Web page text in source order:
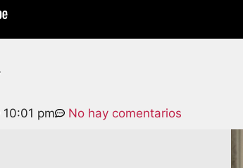
10:01 pm No hay comentarios